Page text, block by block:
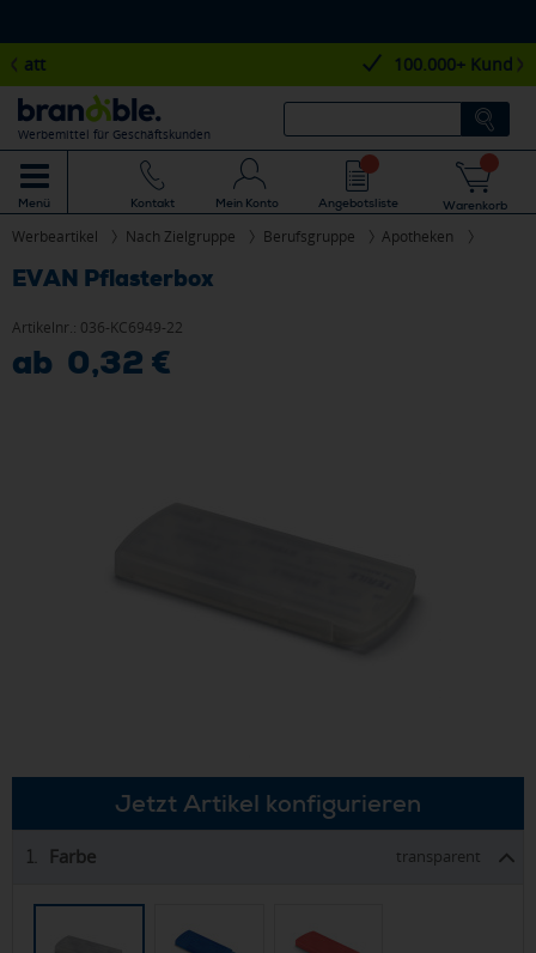
Werbemittel für Geschäftskunden
Menü Kontakt Mein Konto Angebotsliste Warenkorb
Werbeartikel Nach Zielgruppe Berufsgruppe Apotheken
EVAN Pflasterbox
Artikelnr.: 036-KC6949-22
ab 0,32 €
Jetzt Artikel konfigurieren
1. Farbe transparent